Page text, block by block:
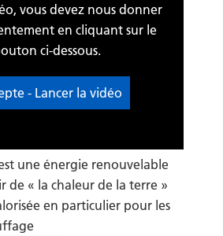
vous devez nous donner
en cliquant sur le
ci-dessous.
- Lancer la vidéo
une énergie renouvelable
de « la chaleur de la terre »
en particulier pour les